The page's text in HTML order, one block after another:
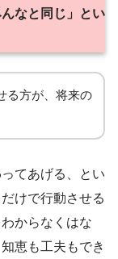
なと同じ」とい
る方が、将来の
てあげる、とい
けで行動させる
からなくはな
恵も工夫もでき